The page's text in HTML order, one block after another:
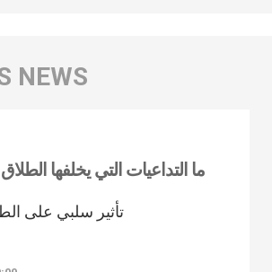
ما التداعيات التي يخلفها
تأثير سلبي على